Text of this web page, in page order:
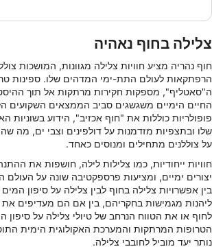
צלילה בחוף נאהיה
חוף נהריה מציע חוויות צלילה מגוונות, המושכות
הרפתקאות לעולם התת-ימי המדהים שלו. ספינות
ה"סאטליף", מספקות חקירות מרתקות אל תוך
החיים הימיים משגשגים סביב הממצאים השקועים
פופולריות כוללות את "חוף אכזיב", הידוע בשוניות
שלו ובתצפיות מזדמנות על דולפינים וצבי ים, מה
על צוללנים מתחילים ומנוסים כאחד.
חוויות ייחודיות, כמו צלילות לילה, חושפות את
יצורים ימיים, ומציעות פרספקטיבה שונה על העולם
בין אפשרויות צלילה בחוף לבין צלילה על סיפון
ליהנות מגמישות בחקריהם, בין אם הם מעדיפים את
לחוף או את הטווח הנרחב של טיולי צלילה על סיפון
הטרופות המרתקות והמערכת האקולוגית הימית
נותר יעד מוביל לחובבי צלילה.